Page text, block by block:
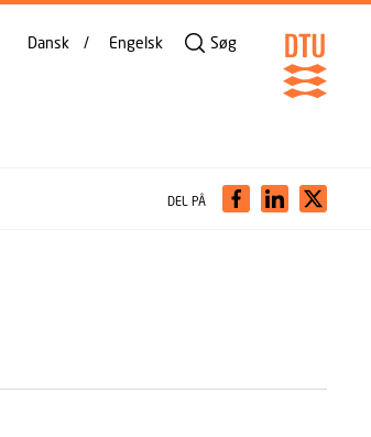
Dansk Engelsk Søg
DEL PÅ